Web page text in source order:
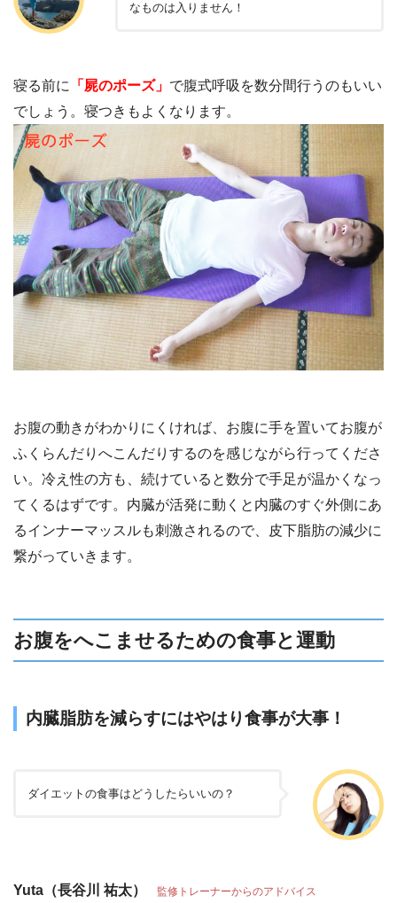
なものは入りません！
寝る前に 「屍のポーズ」 で腹式呼吸を数分間行うのもいい
でしょう。寝つきもよくなります。
お腹の動きがわかりにくければ、お腹に手を置いてお腹が
ふくらんだりへこんだりするのを感じながら行ってくださ
い。冷え性の方も、続けていると数分で手足が温かくなっ
てくるはずです。内臓が活発に動くと内臓のすぐ外側にあ
るインナーマッスルも刺激されるので、皮下脂肪の減少に
繋がっていきます。
お腹をへこませるための食事と運動
内臓脂肪を減らすにはやはり食事が大事！
ダイエットの食事はどうしたらいいの？
Yuta（長谷川 祐太） 監修トレーナーからのアドバイス